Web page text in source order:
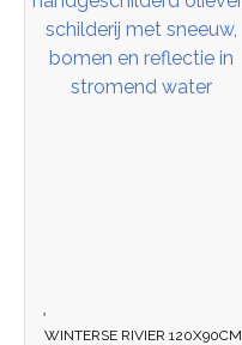
WINTERSE RIVIER 120X90CM